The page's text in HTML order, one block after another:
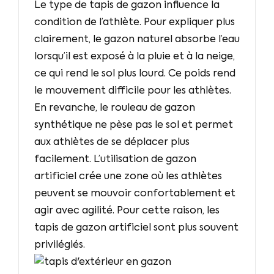
Le type de tapis de gazon influence la
condition de l’athlète. Pour expliquer plus
clairement, le gazon naturel absorbe l’eau
lorsqu’il est exposé à la pluie et à la neige,
ce qui rend le sol plus lourd. Ce poids rend
le mouvement difficile pour les athlètes.
En revanche, le rouleau de gazon
synthétique ne pèse pas le sol et permet
aux athlètes de se déplacer plus
facilement. L’utilisation de gazon
artificiel crée une zone où les athlètes
peuvent se mouvoir confortablement et
agir avec agilité. Pour cette raison, les
tapis de gazon artificiel sont plus souvent
privilégiés.